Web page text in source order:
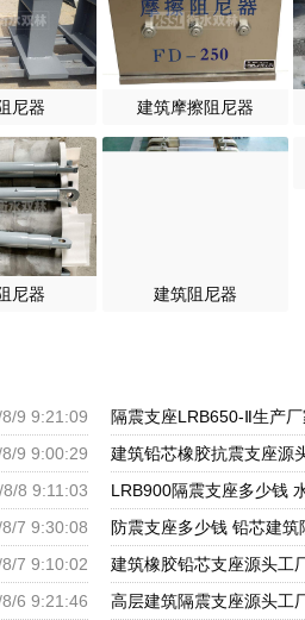
尼器 建筑摩擦阻尼器
尼器 建筑阻尼器
9 9:21:09
9 9:00:29
8 9:11:03
7 9:30:08
7 9:10:02
6 9:21:46